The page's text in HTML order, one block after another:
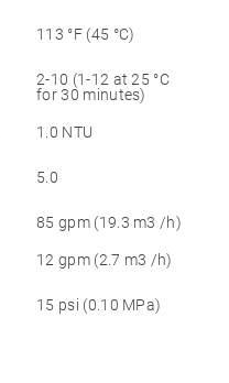
113 °F (45 °C)
2-10 (1-12 at 25 °C
for 30 minutes)
1.0 NTU
5.0
85 gpm (19.3 m3 /h)
12 gpm (2.7 m3 /h)
15 psi (0.10 MPa)